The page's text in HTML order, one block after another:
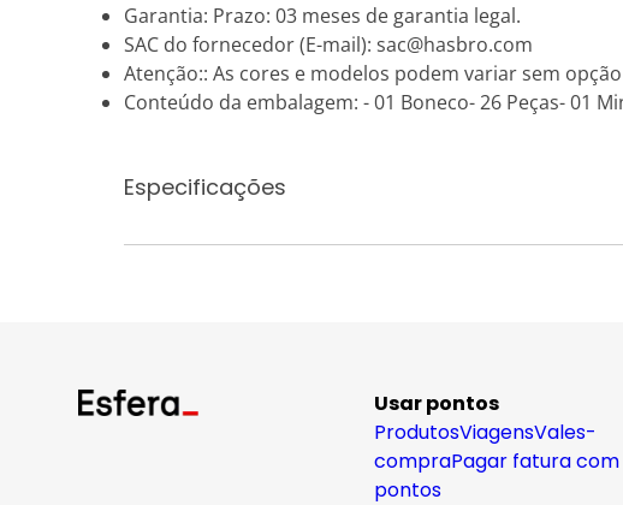
Garantia: Prazo: 03 meses de garantia legal.
SAC do fornecedor (E-mail): sac@hasbro.com
Atenção:: As cores e modelos podem variar sem
Conteúdo da embalagem: - 01 Boneco- 26 Peças- 01
Especificações
Usar pontos
ProdutosViagensVales-
compraPagar fatura com
pontos